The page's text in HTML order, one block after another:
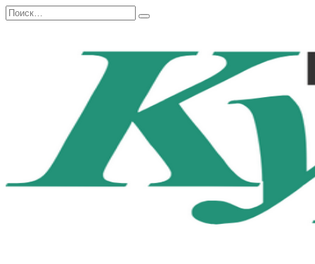
Перейти
к
Search
for: